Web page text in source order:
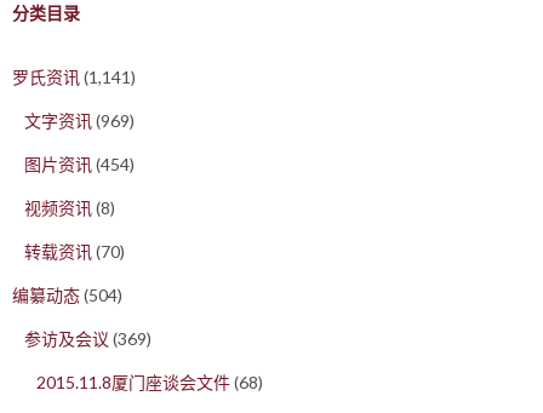
分类目录
罗氏资讯(1,141)
文字资讯(969)
图片资讯(454)
视频资讯(8)
转载资讯(70)
编纂动态(504)
参访及会议 (369)
2015.11.8厦门座谈会文件(68)